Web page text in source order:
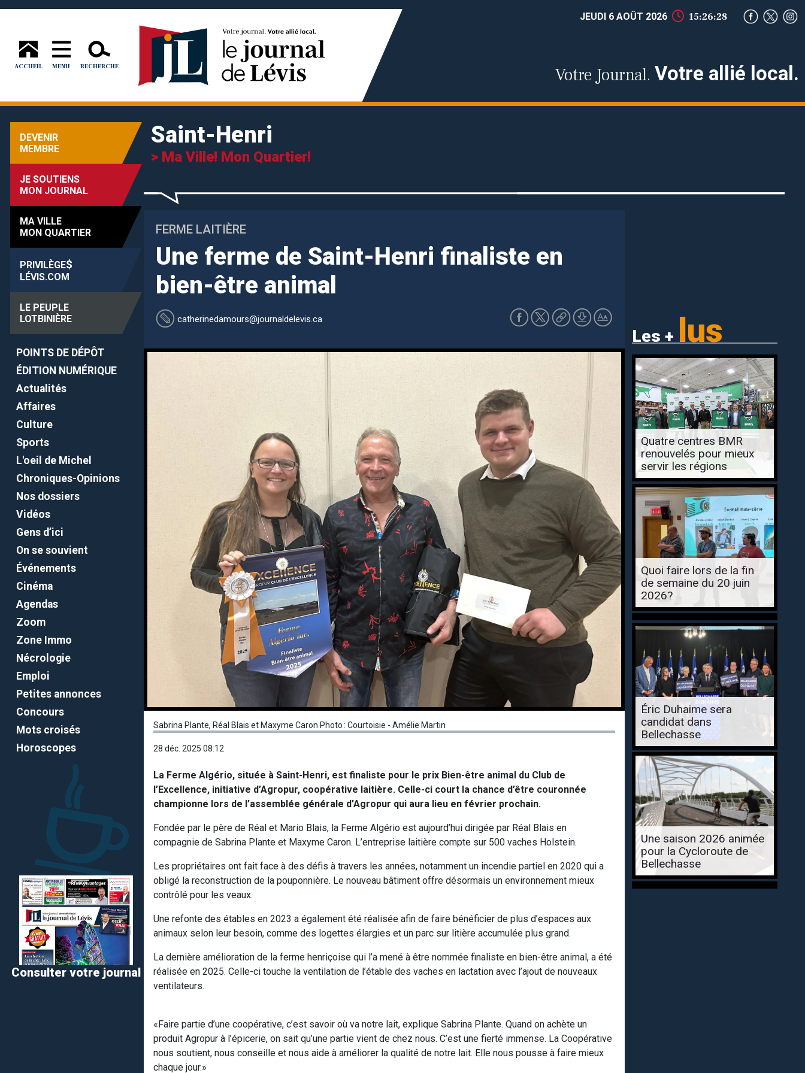
ACCUEIL MENU RECHERCHE
JEUDI 6 AOÛT 2026 15:26:29
Votre Journal. Votre allié local.
DEVENIR
MEMBRE
JE SOUTIENS
MON JOURNAL
MA VILLE
MON QUARTIER
PRIVILÈGE$
LÉVIS.COM
LE PEUPLE
LOTBINIÈRE
POINTS DE DÉPÔT
ÉDITION NUMÉRIQUE
Actualités
Affaires
Culture
Sports
L'oeil de Michel
Chroniques-Opinions
Nos dossiers
Vidéos
Gens d’ici
On se souvient
Événements
Cinéma
Agendas
Zoom
Zone Immo
Nécrologie
Emploi
Petites annonces
Concours
Mots croisés
Horoscopes
Consulter votre journal
Saint-Henri
> Ma Ville! Mon Quartier!
FERME LAITIÈRE
Une ferme de Saint-Henri finaliste en
bien-être animal
catherinedamours@journaldelevis.ca
Les + lus
Sabrina Plante, Réal Blais et Maxyme Caron Photo : Courtoisie - Amélie Martin
28 déc. 2025 08:12
La Ferme Algério, située à Saint-Henri, est finaliste pour le prix Bien-être animal du Club de
l’Excellence, initiative d’Agropur, coopérative laitière. Celle-ci court la chance d’être couronnée
championne lors de l’assemblée générale d'Agropur qui aura lieu en février prochain.
Fondée par le père de Réal et Mario Blais, la Ferme Algério est aujourd’hui dirigée par Réal Blais en
compagnie de Sabrina Plante et Maxyme Caron. L’entreprise laitière compte sur 500 vaches Holstein.
Les propriétaires ont fait face à des défis à travers les années, notamment un incendie partiel en 2020 qui a
obligé la reconstruction de la pouponnière. Le nouveau bâtiment offre désormais un environnement mieux
contrôlé pour les veaux.
Une refonte des étables en 2023 a également été réalisée afin de faire bénéficier de plus d’espaces aux
animaux selon leur besoin, comme des logettes élargies et un parc sur litière accumulée plus grand.
La dernière amélioration de la ferme henriçoise qui l’a mené à être nommée finaliste en bien-être animal, a été
réalisée en 2025. Celle-ci touche la ventilation de l’étable des vaches en lactation avec l’ajout de nouveaux
ventilateurs.
«Faire partie d’une coopérative, c’est savoir où va notre lait, explique Sabrina Plante. Quand on achète un
produit Agropur à l’épicerie, on sait qu’une partie vient de chez nous. C’est une fierté immense. La Coopérative
nous soutient, nous conseille et nous aide à améliorer la qualité de notre lait. Elle nous pousse à faire mieux
chaque jour.»
Quatre centres BMR
renouvelés pour mieux
servir les régions
Quoi faire lors de la fin
de semaine du 20 juin
2026?
Éric Duhaime sera
candidat dans
Bellechasse
Une saison 2026 animée
pour la Cycloroute de
Bellechasse